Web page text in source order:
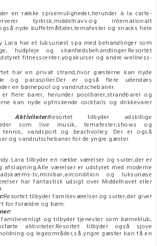
en række spisemuligheder,herunder à la carte-
tyrkisk,middelhavs-og internationalt
nyde buffetmåltider,temafester og snacks hele
Lara har et luksuriøst spa med behandlinger som
hudpleje og skønhedsbehandlinger.Resortet
fitnesscenter,yogakurser og andre wellness-
har en privat strand,hvor gæsterne kan nyde
og parasoller.Der er også flere udendørs
en børnepool og vandrutschebaner.
er flere barer, herunder poolbarer,strandbarer og
kan nyde opfriskende cocktails og drikkevarer
Aktiviteter:Resortet tilbyder adskillige
som live musik, temafester,shows og
vandsport og beachvolley. Der er også
og vandrutschebaner for de yngre gæster.
Lara tilbyder en række værelser og suiter,der er
værelser er udstyret med moderne
tv,minibar,aircondition og luksuriøse
har fantastisk udsigt over Middelhavet eller
Resortet tilbyder familieværelser og suiter,der giver
for forældre og børn.
og tilbyder tjenester som børneklub,
aktiviteter.Resortet tilbyder også sjove
og legeområder,så yngre gæster kan få en